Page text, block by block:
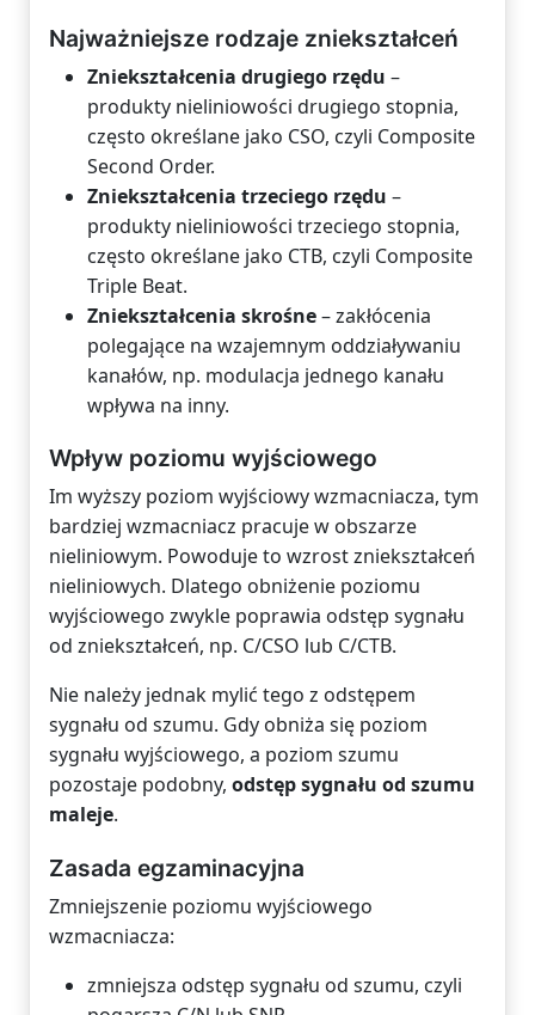
Najważniejsze rodzaje zniekształceń
Zniekształcenia drugiego rzędu –
produkty nieliniowości drugiego stopnia,
często określane jako CSO, czyli Composite
Second Order.
Zniekształcenia trzeciego rzędu –
produkty nieliniowości trzeciego stopnia,
często określane jako CTB, czyli Composite
Triple Beat.
Zniekształcenia skrośne– zakłócenia
polegające na wzajemnym oddziaływaniu
kanałów, np. modulacja jednego kanału
wpływa na inny.
Wpływ poziomu wyjściowego
Im wyższy poziom wyjściowy wzmacniacza, tym
bardziej wzmacniacz pracuje w obszarze
nieliniowym. Powoduje to wzrost zniekształceń
nieliniowych. Dlatego obniżenie poziomu
wyjściowego zwykle poprawia odstęp sygnału
od zniekształceń, np. C/CSO lub C/CTB.
Nie należy jednak mylić tego z odstępem
sygnału od szumu. Gdy obniża się poziom
sygnału wyjściowego, a poziom szumu
pozostaje podobny, odstęp sygnału od szumu
maleje.
Zasada egzaminacyjna
Zmniejszenie poziomu wyjściowego
wzmacniacza:
zmniejsza odstęp sygnału od szumu, czyli